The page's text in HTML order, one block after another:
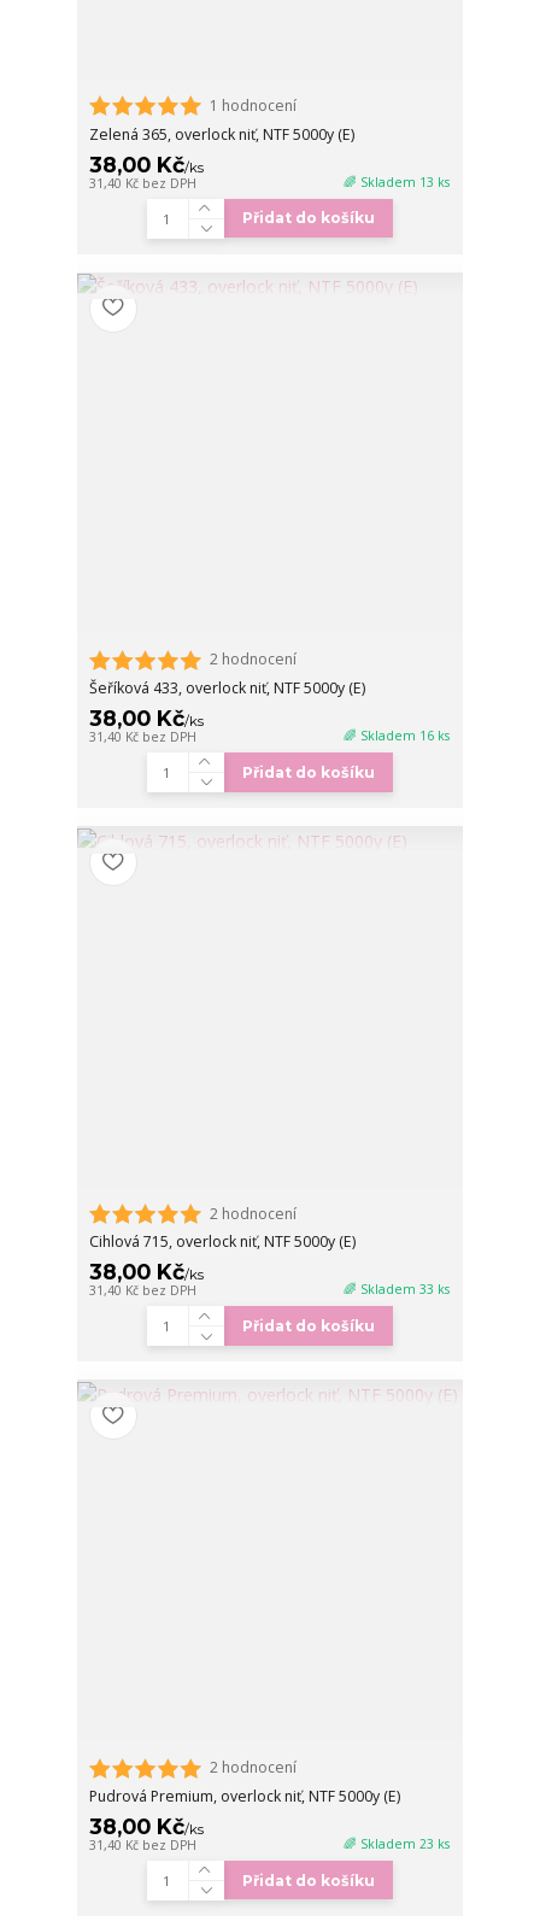
1 hodnocení
Zelená 365, overlock niť, NTF 5000y (E)
38,00 Kč/ks
31,40 Kč bez DPH 🌈 Skladem 13 ks
Přidat do košíku
2 hodnocení
Šeříková 433, overlock niť, NTF 5000y (E)
38,00 Kč/ks
31,40 Kč bez DPH 🌈 Skladem 16 ks
Přidat do košíku
2 hodnocení
Cihlová 715, overlock niť, NTF 5000y (E)
38,00 Kč/ks
31,40 Kč bez DPH 🌈 Skladem 33 ks
Přidat do košíku
2 hodnocení
Pudrová Premium, overlock niť, NTF 5000y (E)
38,00 Kč/ks
31,40 Kč bez DPH 🌈 Skladem 23 ks
Přidat do košíku